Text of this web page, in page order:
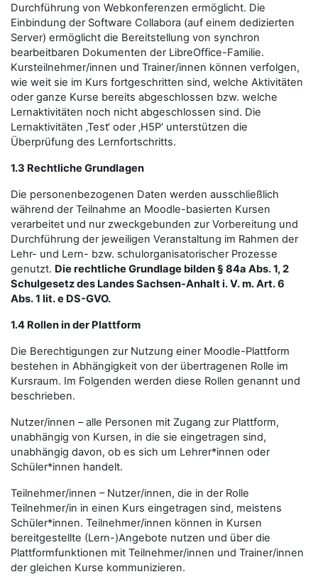
Durchführung von Webkonferenzen ermöglicht. Die
Einbindung der Software Collabora (auf einem dedizierten
Server) ermöglicht die Bereitstellung von synchron
bearbeitbaren Dokumenten der LibreOffice-Familie.
Kursteilnehmer/innen und Trainer/innen können verfolgen,
wie weit sie im Kurs fortgeschritten sind, welche Aktivitäten
oder ganze Kurse bereits abgeschlossen bzw. welche
Lernaktivitäten noch nicht abgeschlossen sind. Die
Lernaktivitäten ‚Test‘ oder ‚H5P‘ unterstützen die
Überprüfung des Lernfortschritts.
1.3 Rechtliche Grundlagen
Die personenbezogenen Daten werden ausschließlich
während der Teilnahme an Moodle-basierten Kursen
verarbeitet und nur zweckgebunden zur Vorbereitung und
Durchführung der jeweiligen Veranstaltung im Rahmen der
Lehr- und Lern- bzw. schulorganisatorischer Prozesse
genutzt. Die rechtliche Grundlage bilden § 84a Abs. 1, 2
Schulgesetz des Landes Sachsen-Anhalt i. V. m. Art. 6
Abs. 1 lit. e DS-GVO.
1.4 Rollen in der Plattform
Die Berechtigungen zur Nutzung einer Moodle-Plattform
bestehen in Abhängigkeit von der übertragenen Rolle im
Kursraum. Im Folgenden werden diese Rollen genannt und
beschrieben.
Nutzer/innen – alle Personen mit Zugang zur Plattform,
unabhängig von Kursen, in die sie eingetragen sind,
unabhängig davon, ob es sich um Lehrer*innen oder
Schüler*innen handelt.
Teilnehmer/innen – Nutzer/innen, die in der Rolle
Teilnehmer/in in einen Kurs eingetragen sind, meistens
Schüler*innen. Teilnehmer/innen können in Kursen
bereitgestellte (Lern-)Angebote nutzen und über die
Plattformfunktionen mit Teilnehmer/innen und Trainer/innen
der gleichen Kurse kommunizieren.